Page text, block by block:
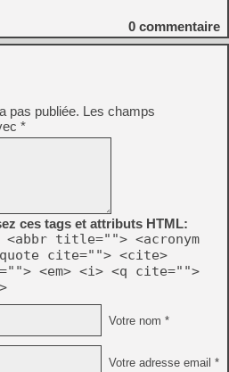
0 commentaire
pas publiée. Les champs
*
ces tags et attributs HTML:
title=""> <acronym
cite=""> <cite>
<em> <i> <q cite="">
Votre nom *
Votre adresse email *